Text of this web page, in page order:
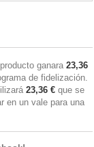
ganara 23,36
de fidelización.
23,36 € que se
en un vale para una